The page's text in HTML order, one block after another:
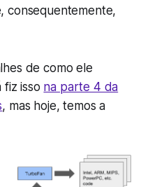
consequentemente,
de como ele
fiz isso na parte 4 da
, mas hoje, temos a